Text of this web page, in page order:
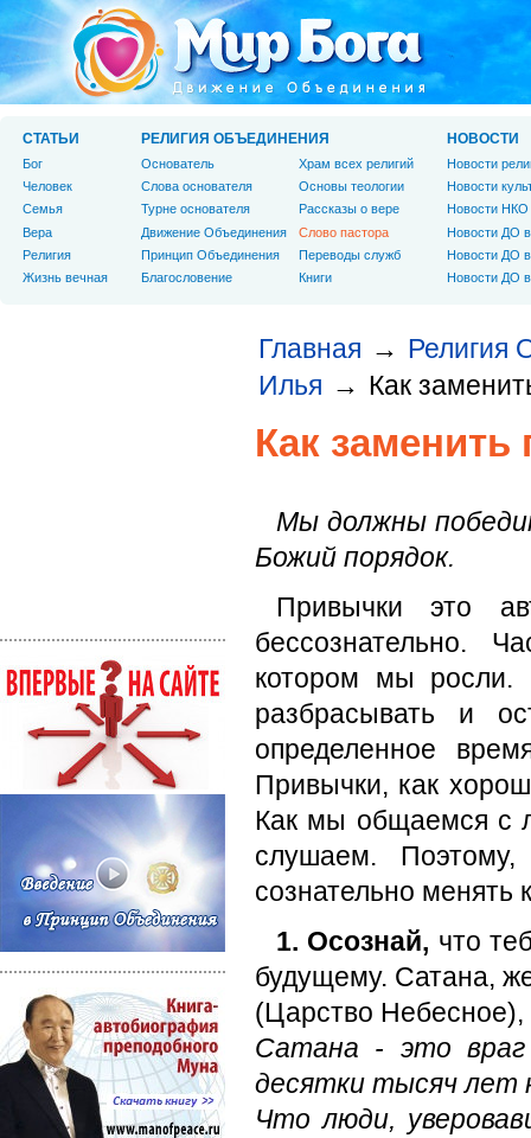
Главная → Религия
Илья → Как
Как
Мы должны
Божий порядок.
Привычки это
бессознательно.
котором мы росли.
разбрасывать и
определенное
Привычки, как
Как мы общаемся с
слушаем.
сознательно менять
1. Осознай, что
будущему. Сатана,
(Царство Небесное),
Сатана - это
десятки тысяч лет
Что люди,
СТАТЬИ
Бог
Человек
Cемья
Вера
Религия
Жизнь вечная
РЕЛИГИЯ ОБЪЕДИНЕНИЯ
Основатель
Слова основателя
Турне основателя
Движение Объединения
Принцип Объединения
Благословение
Храм всех религий
Основы теологии
Рассказы о вере
Слово пастора
Переводы служб
Книги
НОВОСТИ
Новости
Новости
Новости НКО
Новости ДО
Новости ДО
Новости ДО